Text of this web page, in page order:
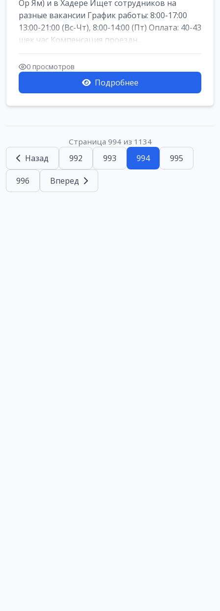
Ор Ям) и в Хадере Ищет сотрудников на
разные вакансии График работы: 8:00-17:00
13:00-21:00 (Вс-Чт), 8:00-14:00 (Пт) Оплата: 40-43
шек час Компенсация проездн...
0 просмотров
Подробнее
Страница 994 из 1134
Назад 992 993 994 995
996 Вперед